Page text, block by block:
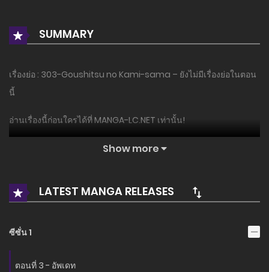
SUMMARY
เรื่องย่อ : 303-Goushitsu no Kami-sama – ยังไม่มีเรื่องย่อในตอน
นี้
อ่านเรื่องนี้ก่อนใครได้ที่ MANGA-LC.NET เท่านั้น!
Show more
LATEST MANGA RELEASES
ซีซั่น 1
ตอนที่ 3 - อัพเดท